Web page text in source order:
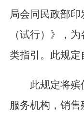
局会同民政部
（试行）》，
类指引。此规定
此规定将
服务机构，销